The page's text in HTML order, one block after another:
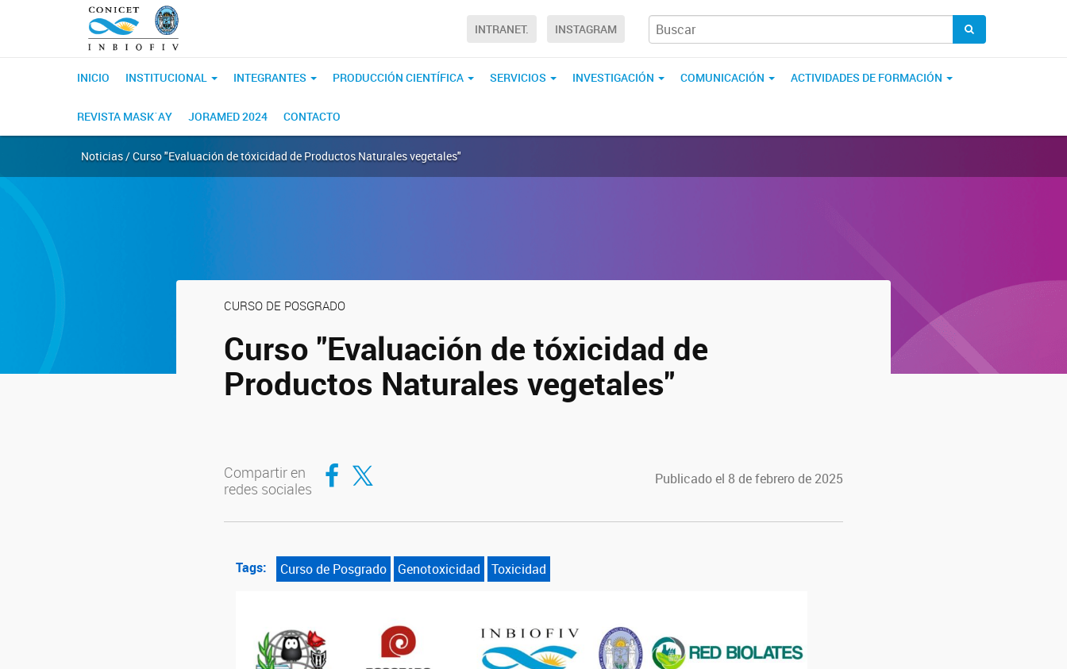
INTRANET. INSTAGRAM
INICIO INSTITUCIONAL INTEGRANTES PRODUCCIÓN CIENTÍFICA SERVICIOS INVESTIGACIÓN COMUNICACIÓN ACTIVIDADES DE FORMACIÓN
REVISTA MASK´AY JORAMED 2024 CONTACTO
Noticias / Curso "Evaluación de tóxicidad de Productos Naturales vegetales"
CURSO DE POSGRADO
Curso "Evaluación de tóxicidad de
Productos Naturales vegetales"
Compartir en
redes sociales
Compartir en Facebook
Compartir en Twitter Publicado el 8 de febrero de 2025
Tags: Curso de Posgrado Genotoxicidad Toxicidad